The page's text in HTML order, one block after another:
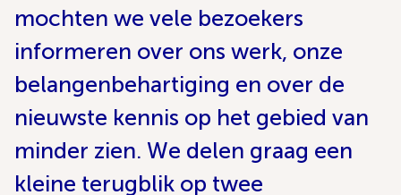
mochten we vele bezoekers
informeren over ons werk, onze
belangenbehartiging en over de
nieuwste kennis op het gebied van
minder zien. We delen graag een
kleine terugblik op twee